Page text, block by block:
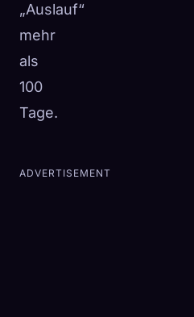
„Auslauf“
mehr
als
100
Tage.
ADVERTISEMENT